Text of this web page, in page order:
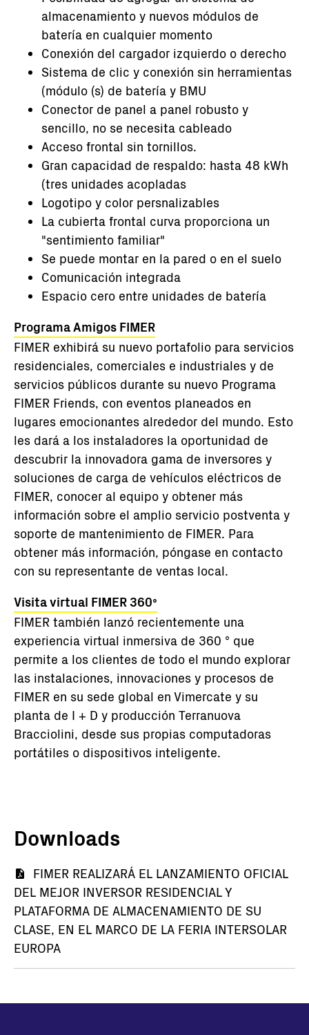
almacenamiento y nuevos módulos de
batería en cualquier momento
Conexión del cargador izquierdo o derecho
Sistema de clic y conexión sin herramientas
(módulo (s) de batería y BMU
Conector de panel a panel robusto y
sencillo, no se necesita cableado
Acceso frontal sin tornillos.
Gran capacidad de respaldo: hasta 48 kWh
(tres unidades acopladas
Logotipo y color persnalizables
La cubierta frontal curva proporciona un
"sentimiento familiar"
Se puede montar en la pared o en el suelo
Comunicación integrada
Espacio cero entre unidades de batería
Programa Amigos FIMER
FIMER exhibirá su nuevo portafolio para servicios
residenciales, comerciales e industriales y de
servicios públicos durante su nuevo Programa
FIMER Friends, con eventos planeados en
lugares emocionantes alrededor del mundo. Esto
les dará a los instaladores la oportunidad de
descubrir la innovadora gama de inversores y
soluciones de carga de vehículos eléctricos de
FIMER, conocer al equipo y obtener más
información sobre el amplio servicio postventa y
soporte de mantenimiento de FIMER. Para
obtener más información, póngase en contacto
con su representante de ventas local.
Visita virtual FIMER 360º
FIMER también lanzó recientemente una
experiencia virtual inmersiva de 360 ° que
permite a los clientes de todo el mundo explorar
las instalaciones, innovaciones y procesos de
FIMER en su sede global en Vimercate y su
planta de I + D y producción Terranuova
Bracciolini, desde sus propias computadoras
portátiles o dispositivos inteligente.
Downloads
Documento
FIMER REALIZARÁ EL LANZAMIENTO OFICIAL
DEL MEJOR INVERSOR RESIDENCIAL Y
PLATAFORMA DE ALMACENAMIENTO DE SU
CLASE, EN EL MARCO DE LA FERIA INTERSOLAR
EUROPA